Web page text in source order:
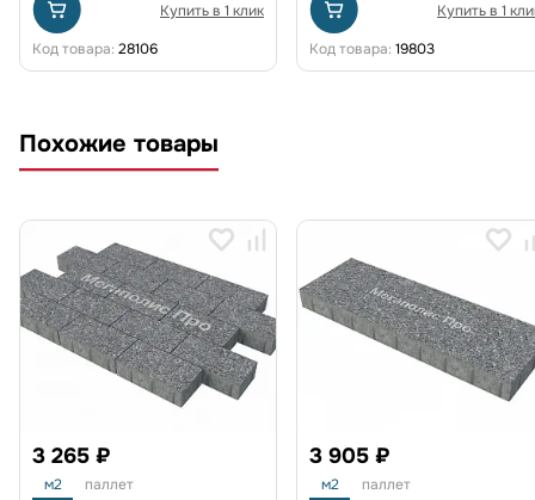
Купить в 1 клик
Код товара: 28106
Купить в 1
Код товара: 19803
Похожие товары
3 265 ₽
м2 паллет
3 905 ₽
м2 паллет